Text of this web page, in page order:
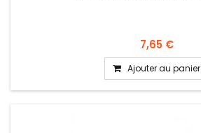
7,65 €
Ajouter au panier